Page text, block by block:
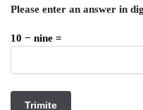
Please enter an answer in
10 − nine =